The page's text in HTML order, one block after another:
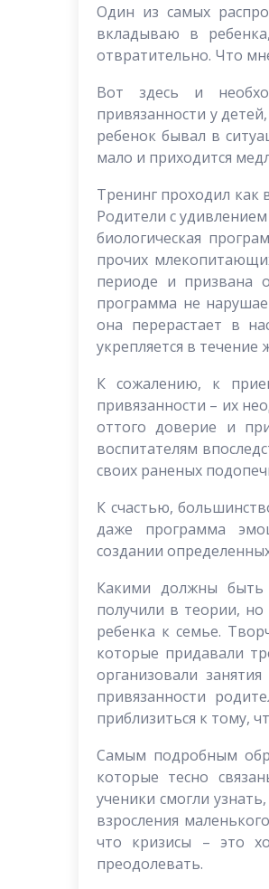
Один из самых
вкладываю в
отвратительно. Что
Вот здесь и
привязанности у
ребенок бывал в
мало и приходится
Тренинг проходил как
Родители с
биологическая
прочих
периоде и призвана
программа не
она перерастает в
укрепляется в течение
К сожалению, к
привязанности – их
оттого доверие и
воспитателям
своих раненых
К счастью,
даже программа
создании
Какими должны быть
получили в теории,
ребенка к семье.
которые придавали
организовали
привязанности
приблизиться к тому,
Самым подробным
которые тесно
ученики смогли
взросления
что кризисы – это
преодолевать.